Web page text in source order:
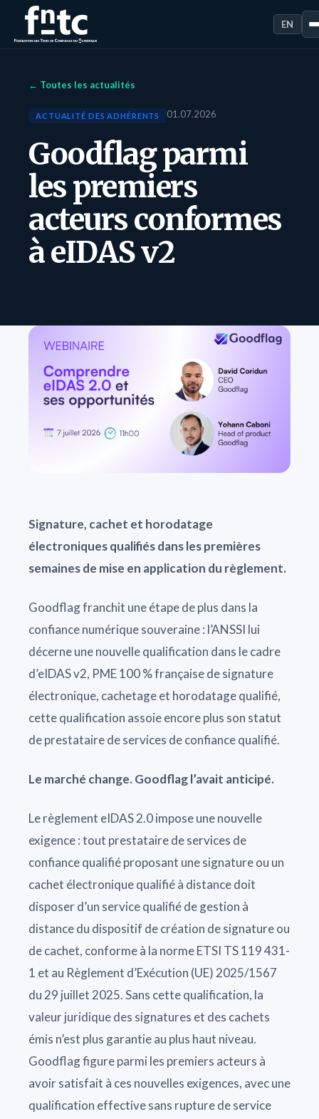
EN
← Toutes les actualités
ACTUALITÉ DES ADHÉRENTS 01.07.2026
Goodflag parmi
les premiers
acteurs conformes
à eIDAS v2
Signature, cachet et horodatage
électroniques qualifiés dans les premières
semaines de mise en application du règlement.
Goodflag franchit une étape de plus dans la
confiance numérique souveraine : l’ANSSI lui
décerne une nouvelle qualification dans le cadre
d’eIDAS v2, PME 100 % française de signature
électronique, cachetage et horodatage qualifié,
cette qualification assoie encore plus son statut
de prestataire de services de confiance qualifié.
Le marché change. Goodflag l’avait anticipé.
Le règlement eIDAS 2.0 impose une nouvelle
exigence : tout prestataire de services de
confiance qualifié proposant une signature ou un
cachet électronique qualifié à distance doit
disposer d’un service qualifié de gestion à
distance du dispositif de création de signature ou
de cachet, conforme à la norme ETSI TS 119 431-
1 et au Règlement d’Exécution (UE) 2025/1567
du 29 juillet 2025. Sans cette qualification, la
valeur juridique des signatures et des cachets
émis n’est plus garantie au plus haut niveau.
Goodflag figure parmi les premiers acteurs à
avoir satisfait à ces nouvelles exigences, avec une
qualification effective sans rupture de service